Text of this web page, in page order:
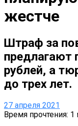
жестче
Штраф за
предлагают
рублей, а
до трех лет.
27 апреля 2021
Время прочтения: 1